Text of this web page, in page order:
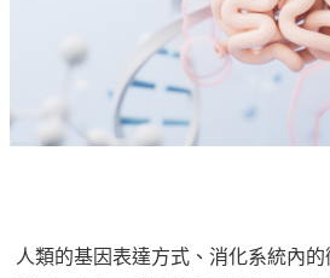
人類的基因表達方式、消化系統內